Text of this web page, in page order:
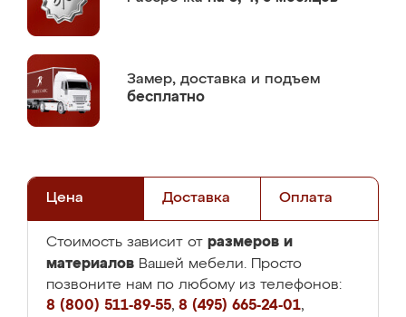
Замер, доставка и подъем
бесплатно
Цена Доставка Оплата
Стоимость зависит от размеров и
материалов Вашей мебели. Просто
позвоните нам по любому из телефонов:
8 (800) 511-89-55, 8 (495) 665-24-01,